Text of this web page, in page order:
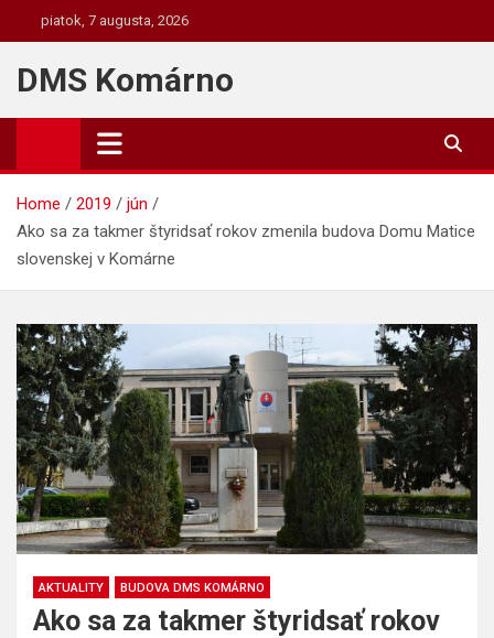
to
content
piatok, 7 augusta, 2026
DMS Komárno
Home 2019
jún
Ako sa za takmer štyridsať rokov zmenila budova Domu Matice
slovenskej v Komárne
AKTUALITY BUDOVA DMS KOMÁRNO
Ako sa za takmer štyridsať rokov